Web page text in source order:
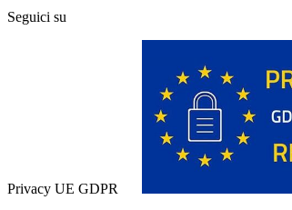
Seguici su
Privacy UE GDPR